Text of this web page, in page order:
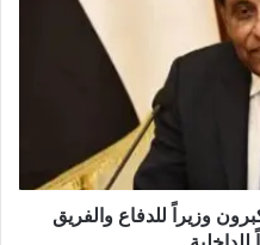
وزيراً للدفاع والفريق